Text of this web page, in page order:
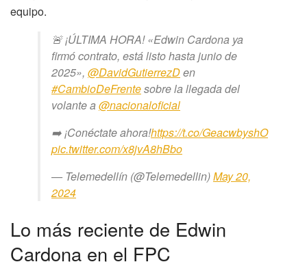
equipo.
🚨 ¡ÚLTIMA HORA! «Edwin Cardona ya
firmó contrato, está listo hasta junio de
2025», @DavidGutierrezDen
#CambioDeFrentesobre la llegada del
volante a@nacionaloficial
➡️ ¡Conéctate ahora!https://t.co/GeacwbyshO
pic.twitter.com/x8jvA8hBbo
— Telemedellín (@Telemedellin)May 20,
2024
Lo más reciente de Edwin
Cardona en el FPC